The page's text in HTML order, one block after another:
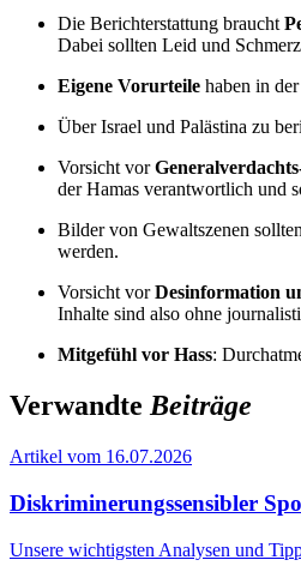
Die Berichterstattung braucht
Dabei sollten Leid und
Eigene Vorurteile haben in
Über Israel und Palästina zu
Vorsicht vor
der Hamas verantwortlich und
Bilder von Gewaltszenen
werden.
Vorsicht vorDesinformation
Inhalte sind also ohne
Mitgefühl vor Hass:
VerwandteBeiträge
Artikel vom 16.07.2026
Diskriminerungssensibler
Unsere wichtigsten Analysen und